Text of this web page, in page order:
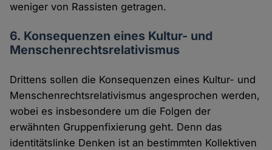
weniger von Rassisten getragen.
6. Konsequenzen eines Kultur- und
Menschenrechtsrelativismus
Drittens sollen die Konsequenzen eines Kultur- und
Menschenrechtsrelativismus angesprochen werden,
wobei es insbesondere um die Folgen der
erwähnten Gruppenfixierung geht. Denn das
identitätslinke Denken ist an bestimmten Kollektiven